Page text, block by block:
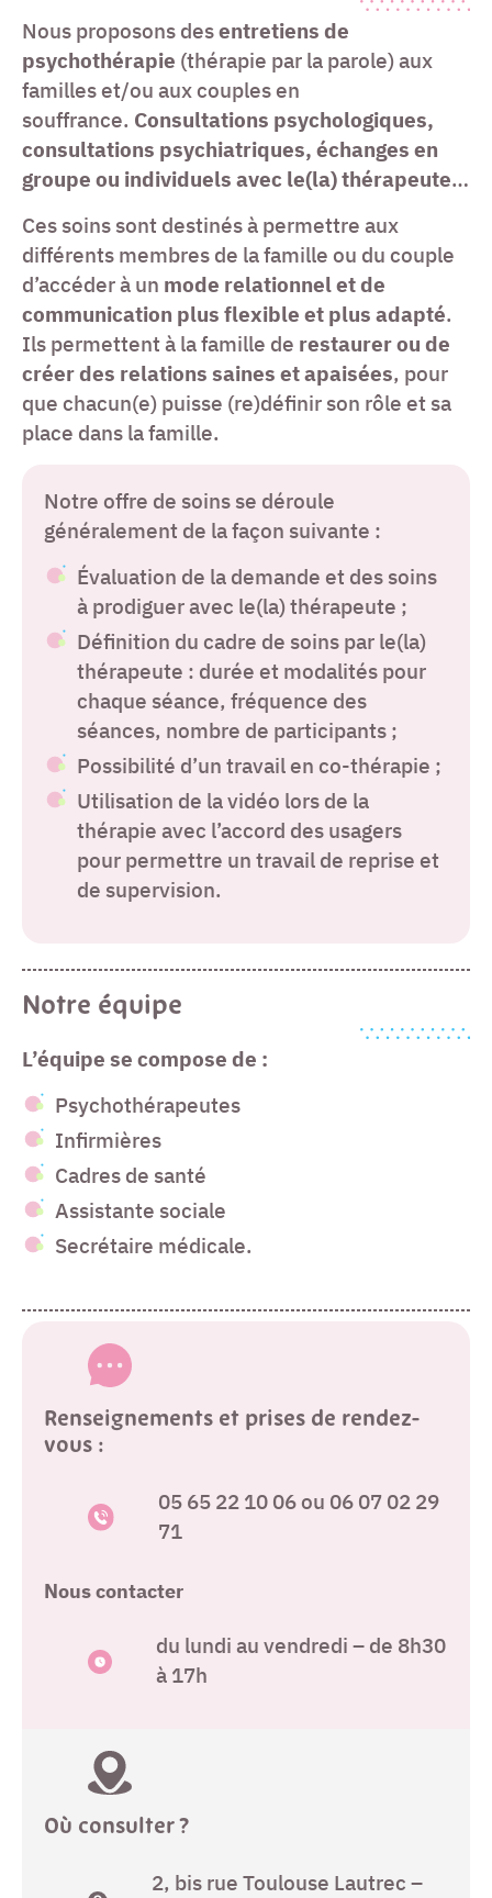
Nous proposons desentretiens de
psychothérapie (thérapie par la parole) aux
familles et/ou aux couples en
souffrance. Consultations psychologiques,
consultations psychiatriques, échanges en
groupe ou individuels avec le(la) thérapeute…
Ces soins sont destinés à permettre aux
différents membres de la famille ou du couple
d’accéder à un mode relationnel et de
communication plus flexible et plus adapté.
Ils permettent à la famille de restaurer ou de
créer des relations saines et apaisées, pour
que chacun(e) puisse (re)définir son rôle et sa
place dans la famille.
Notre offre de soins se déroule
généralement de la façon suivante :
Évaluation de la demande et des soins
à prodiguer avec le(la) thérapeute ;
Définition du cadre de soins par le(la)
thérapeute : durée et modalités pour
chaque séance, fréquence des
séances, nombre de participants ;
Possibilité d’un travail en co-thérapie ;
Utilisation de la vidéo lors de la
thérapie avec l’accord des usagers
pour permettre un travail de reprise et
de supervision.
Notre équipe
L’équipe se compose de :
Psychothérapeutes
Infirmières
Cadres de santé
Assistante sociale
Secrétaire médicale.
Renseignements et prises de rendez-
vous :
05 65 22 10 06 ou 06 07 02 29
71
Nous contacter
du lundi au vendredi – de 8h30
à 17h
Où consulter ?
2, bis rue Toulouse Lautrec –